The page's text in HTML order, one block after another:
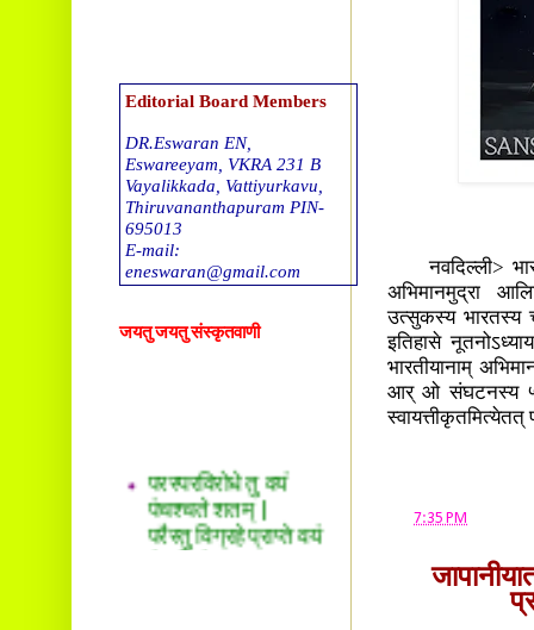
नवदिल्ली>
अभिमानमुद्रा
उत्सुकस्य भारतस्य
इतिहासे
भारतीयानाम्
आर् ओ संघटनस्य ५४
स्वायत्तीकृतमित्येतत्
7:35 PM
Editorial Board Members
DR.Eswaran EN,
Eswareeyam, VKRA 231 B
Vayalikkada, Vattiyurkavu,
Thiruvananthapuram PIN-
695013
E-mail:
eneswaran@gmail.com
Tholalil, Okkal 683550. E-
E-mail:
drsreepradeep@gmail.com
Ravikumar. S
जयतु जयतु संस्कृतवाणी
पंचश्चते शतम् |
परैस्तु विग्रहे प्राप्ते वयं
पंचाधिकं शतम् ||